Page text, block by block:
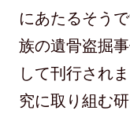
にあたるそう
族の遺骨盗掘
して刊行され
究に取り組む